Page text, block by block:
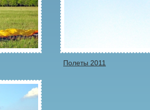
Полеты 2011